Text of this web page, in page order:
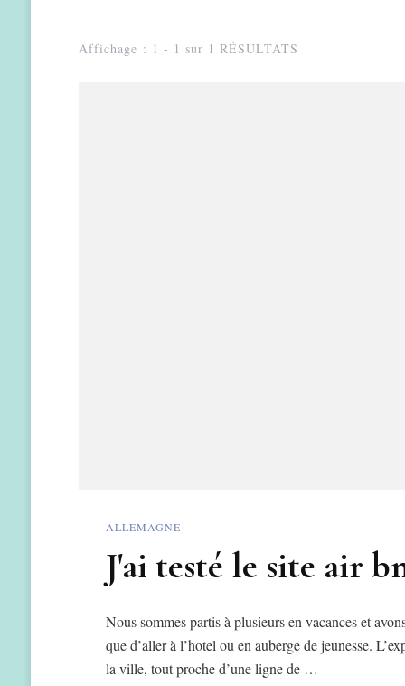
Affichage : 1 - 1 sur 1 RÉSULTATS
ALLEMAGNE
J'ai testé le site air
Nous sommes partis à plusieurs en vacances et
que d’aller à l’hotel ou en auberge de jeunesse.
la ville, tout proche d’une ligne de …